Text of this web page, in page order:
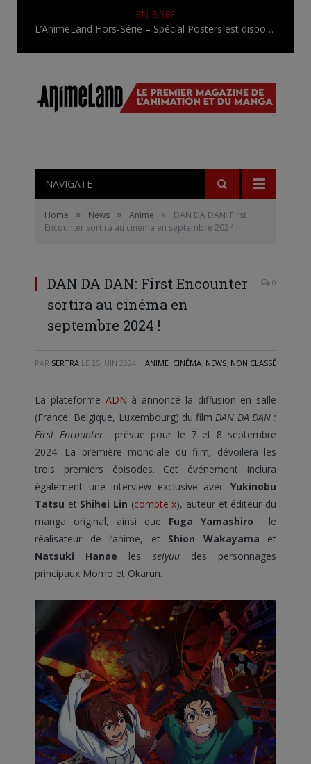
EN BREF
L’AnimeLand Hors-Série – Spécial Posters est disponible !
NAVIGATE
Home » News » Anime »
DAN DA DAN: First
Encounter sortira au cinéma en septembre 2024 !
DAN DA DAN: First Encounter
sortira au cinéma en
septembre 2024 !
0
PAR SERTRA LE 25 JUIN 2024 ANIME, CINÉMA, NEWS, NON CLASSÉ
La plateforme ADN à annoncé la diffusion en salle
(France, Belgique, Luxembourg) du filmDAN DA DAN :
First Encounter prévue pour le 7 et 8 septembre
2024. La première mondiale du film, dévoilera les
trois premiers épisodes. Cet événement inclura
également une interview exclusive avec Yukinobu
Tatsu et Shihei Lin (compte x), auteur et éditeur du
manga original, ainsi que Fuga Yamashiro
le
réalisateur de l’anime, et Shion Wakayama et
Natsuki Hanae les seiyuu des personnages
principaux Momo et Okarun.